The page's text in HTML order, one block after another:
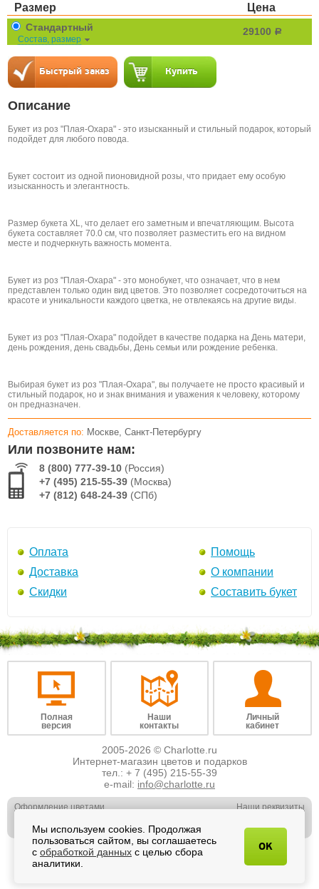
Размер Цена
Стандартный
Состав, размер
29100 a
Описание
Букет из роз "Плая-Охара" - это изысканный и стильный подарок, который
подойдет для любого повода.
Букет состоит из одной пионовидной розы, что придает ему особую
изысканность и элегантность.
Размер букета XL, что делает его заметным и впечатляющим. Высота
букета составляет 70.0 см, что позволяет разместить его на видном
месте и подчеркнуть важность момента.
Букет из роз "Плая-Охара" - это монобукет, что означает, что в нем
представлен только один вид цветов. Это позволяет сосредоточиться на
красоте и уникальности каждого цветка, не отвлекаясь на другие виды.
Букет из роз "Плая-Охара" подойдет в качестве подарка на День матери,
день рождения, день свадьбы, День семьи или рождение ребенка.
Выбирая букет из роз "Плая-Охара", вы получаете не просто красивый и
стильный подарок, но и знак внимания и уважения к человеку, которому
он предназначен.
Доставляется по: Москве, Санкт-Петербургу
Или позвоните нам:
8 (800) 777-39-10 (Россия)
+7 (495) 215-55-39 (Москва)
+7 (812) 648-24-39 (СПб)
Оплата
Доставка
Скидки
Помощь
О компании
Составить букет
Полная
версия
Наши
контакты
Личный
кабинет
2005-2026 © Charlotte.ru
Интернет-магазин цветов и подарков
тел.: + 7 (495) 215-55-39
e-mail: info@charlotte.ru
Оформление цветами
Свадебная флористика
Наши реквизиты
Отзывы о нас
Мы используем cookies. Продолжая
пользоваться сайтом, вы соглашаетесь
с обработкой данных с целью сбора
аналитики.
OK